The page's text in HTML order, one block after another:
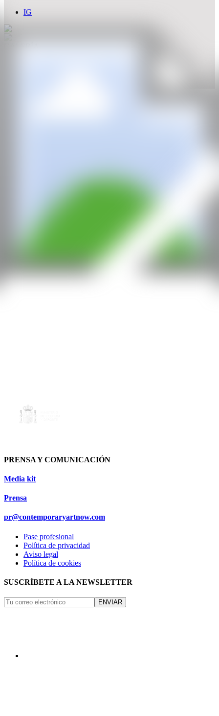
IG
PRENSA Y COMUNICACIÓN
Media kit
Prensa
pr@contemporaryartnow.com
Pase profesional
Política de privacidad
Aviso legal
Política de cookies
SUSCRÍBETE A LA NEWSLETTER
ENVIAR